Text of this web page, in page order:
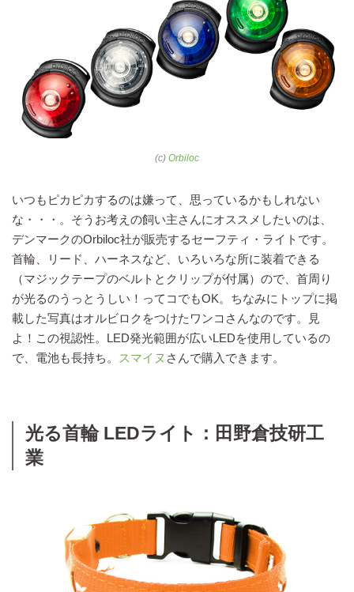
(c) Orbiloc
いつもピカピカするのは嫌って、思っているかもしれない
な・・・。そうお考えの飼い主さんにオススメしたいのは、
デンマークのOrbiloc社が販売するセーフティ・ライトです。
首輪、リード、ハーネスなど、いろいろな所に装着できる
（マジックテープのベルトとクリップが付属）ので、首周り
が光るのうっとうしい！ってコでもOK。ちなみにトップに掲
載した写真はオルビロクをつけたワンコさんなのです。見
よ！この視認性。LED発光範囲が広いLEDを使用しているの
で、電池も長持ち。
スマイヌ さんで購入できます。
光る首輪 LEDライト：田野倉技研工
業